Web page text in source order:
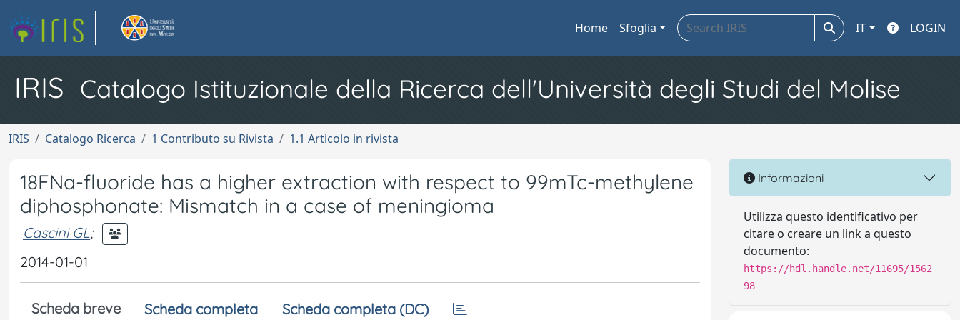
Home Sfoglia IT LOGIN
IRIS Catalogo Istituzionale della Ricerca dell'Università degli Studi del Molise
IRIS Catalogo Ricerca 1 Contributo su Rivista 1.1 Articolo in rivista
18FNa-fluoride has a higher extraction with respect to 99mTc-methylene
diphosphonate: Mismatch in a case of meningioma
Cascini GL;
2014-01-01
Scheda breve Scheda completa Scheda completa (DC)
Informazioni
Utilizza questo identificativo per
citare o creare un link a questo
documento:
https://hdl.handle.net/11695/1562
98